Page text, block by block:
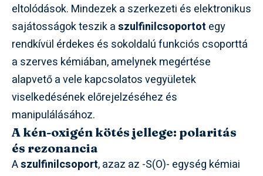
eltolódások. Mindezek a szerkezeti és elektronikus
sajátosságok teszik aszulfinilcsoportot egy
rendkívül érdekes és sokoldalú funkciós csoporttá
a szerves kémiában, amelynek megértése
alapvető a vele kapcsolatos vegyületek
viselkedésének előrejelzéséhez és
manipulálásához.
A kén-oxigén kötés jellege: polaritás
és rezonancia
Aszulfinilcsoport, azaz az -S(O)- egység kémiai